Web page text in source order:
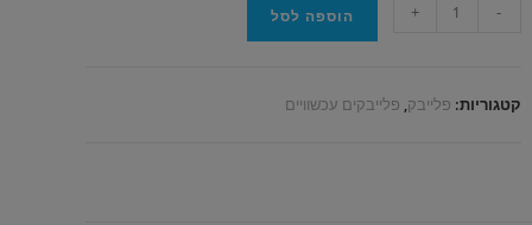
-
+ הוספה לסל
קטגוריות: פלייבק, פלייבקים עכשוויים